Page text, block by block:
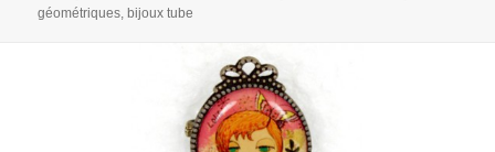
le
géométriques, bijoux tube